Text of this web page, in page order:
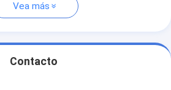
Vea más
Contacto